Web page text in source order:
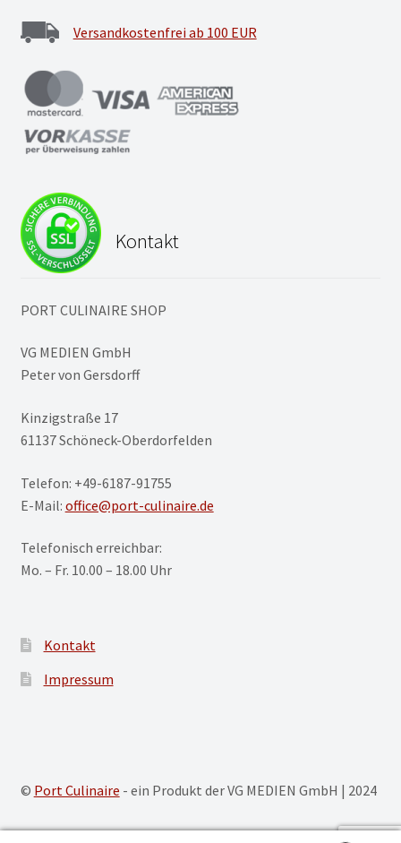
Versandkostenfrei ab 100 EUR
Kontakt
PORT CULINAIRE SHOP
VG MEDIEN GmbH
Peter von Gersdorff
Kinzigstraße 17
61137 Schöneck-Oberdorfelden
Telefon: +49-6187-91755
E-Mail: office@port-culinaire.de
Telefonisch erreichbar:
Mo. – Fr. 10.00 – 18.00 Uhr
Kontakt
Impressum
© Port Culinaire - ein Produkt der VG MEDIEN GmbH | 2024